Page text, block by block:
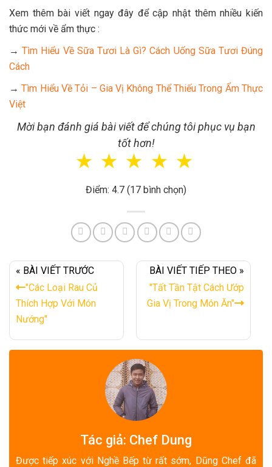
Xem thêm bài viết ngay đây để cập nhật thêm nhiều kiến
thức mới về ẩm thực :
→Tìm Hiểu Về Sữa Tươi Là Gì? Cách Uống Sữa Tươi Đúng
Cách
→Tìm Hiểu Về Tỏi – Gia Vị Không Thể Thiếu Trong Ẩm Thực
Việt
Mời bạn đánh giá bài viết để chúng tôi phục vụ bạn
tốt hơn!
☆
☆
☆
☆
☆
Điểm: 4.7 (17 bình chọn)
« BÀI VIẾT TRƯỚC
"Các Loại Rau Củ
Thích Hợp Với Món
Nướng"
BÀI VIẾT TIẾP THEO »
"Tất Tần Tật Cách Ướp
Gia Vị Trong Món Ăn"
Tác giả: Chef Dung
Được tiếp xúc với Nghề Bếp từ rất sớm, Dũng Chef đã